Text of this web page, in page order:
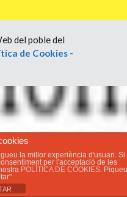
del poble del
de Cookies -
la millor experiència d'usuari. Si
per l'acceptació de les
POLÍTICA DE COOKIES. Piqueu